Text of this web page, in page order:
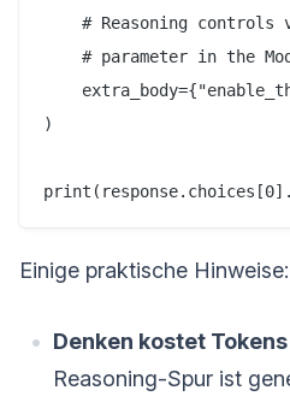
# Reasoning controls
# parameter in the
)
Einige praktische Hinweise:
Denken kostet
Reasoning-Spur ist